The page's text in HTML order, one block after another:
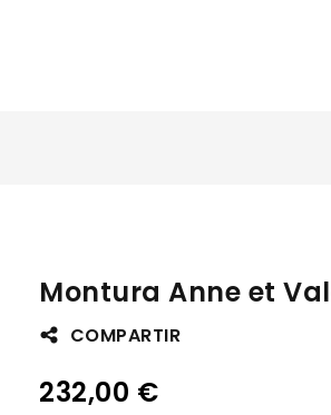
Montura Anne et
COMPARTIR
232,00 €